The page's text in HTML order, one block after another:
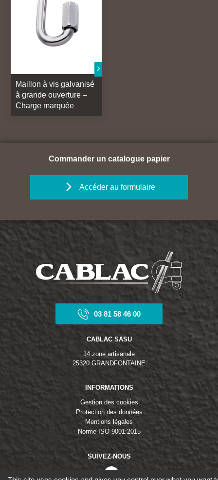
Maillon à vis galvanisé
à grande ouverture –
Charge marquée
Commander un catalogue papier
Accéder au formulaire
03 81 58 46 00
CABLAC SASU
14 zone artisanale
25320 GRANDFONTAINE
INFORMATIONS
Gestion des cookies
Protection des données
Mentions légales
Norme ISO 9001:2015
SUIVEZ-NOUS